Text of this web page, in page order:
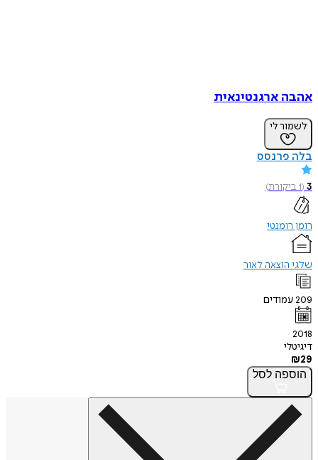
אהבה ארגנטינאית
לשמור לי
בלה פרנסס
3
(
1ביקורת)
רומן רומנטי
שלגי הוצאה לאור
209עמודים
2018
דיגיטלי
₪29
הוספה לסל